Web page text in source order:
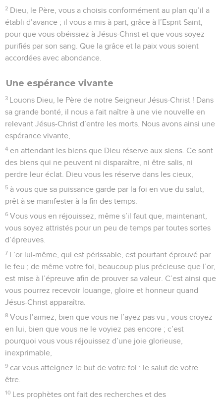
2 Dieu, le Père, vous a choisis conformément au plan qu’il a
établi d’avance ; il vous a mis à part, grâce à l’Esprit Saint,
pour que vous obéissiez à Jésus-Christ et que vous soyez
purifiés par son sang. Que la grâce et la paix vous soient
accordées avec abondance.
Une espérance vivante
3 Louons Dieu, le Père de notre Seigneur Jésus-Christ ! Dans
sa grande bonté, il nous a fait naître à une vie nouvelle en
relevant Jésus-Christ d’entre les morts. Nous avons ainsi une
espérance vivante,
4 en attendant les biens que Dieu réserve aux siens. Ce sont
des biens qui ne peuvent ni disparaître, ni être salis, ni
perdre leur éclat. Dieu vous les réserve dans les cieux,
5 à vous que sa puissance garde par la foi en vue du salut,
prêt à se manifester à la fin des temps.
6 Vous vous en réjouissez, même s’il faut que, maintenant,
vous soyez attristés pour un peu de temps par toutes sortes
d’épreuves.
7 L’or lui-même, qui est périssable, est pourtant éprouvé par
le feu ; de même votre foi, beaucoup plus précieuse que l’or,
est mise à l’épreuve afin de prouver sa valeur. C’est ainsi que
vous pourrez recevoir louange, gloire et honneur quand
Jésus-Christ apparaîtra.
8 Vous l’aimez, bien que vous ne l’ayez pas vu ; vous croyez
en lui, bien que vous ne le voyiez pas encore ; c’est
pourquoi vous vous réjouissez d’une joie glorieuse,
inexprimable,
9 car vous atteignez le but de votre foi : le salut de votre
être.
10 Les prophètes ont fait des recherches et des